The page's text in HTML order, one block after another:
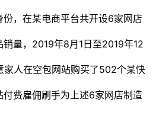
，在某电商平台共开设6家网店
量，2019年8月1日至2019年12
家人在空包网站购买了502个某快
费雇佣刷手为上述6家网店制造